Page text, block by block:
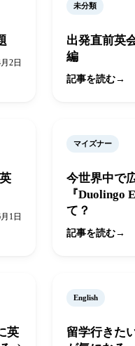
2日
未分類
出発直前英
編
記事を読む
1日
マイズナー
今世界中で
『Duolingo
て？
記事を読む
英
English
留学行きた